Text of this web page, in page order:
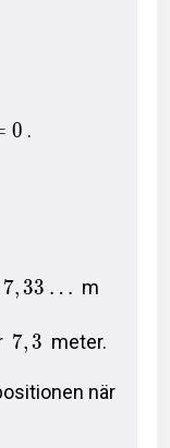
0 .
7,33 … m
7,3 meter.
när